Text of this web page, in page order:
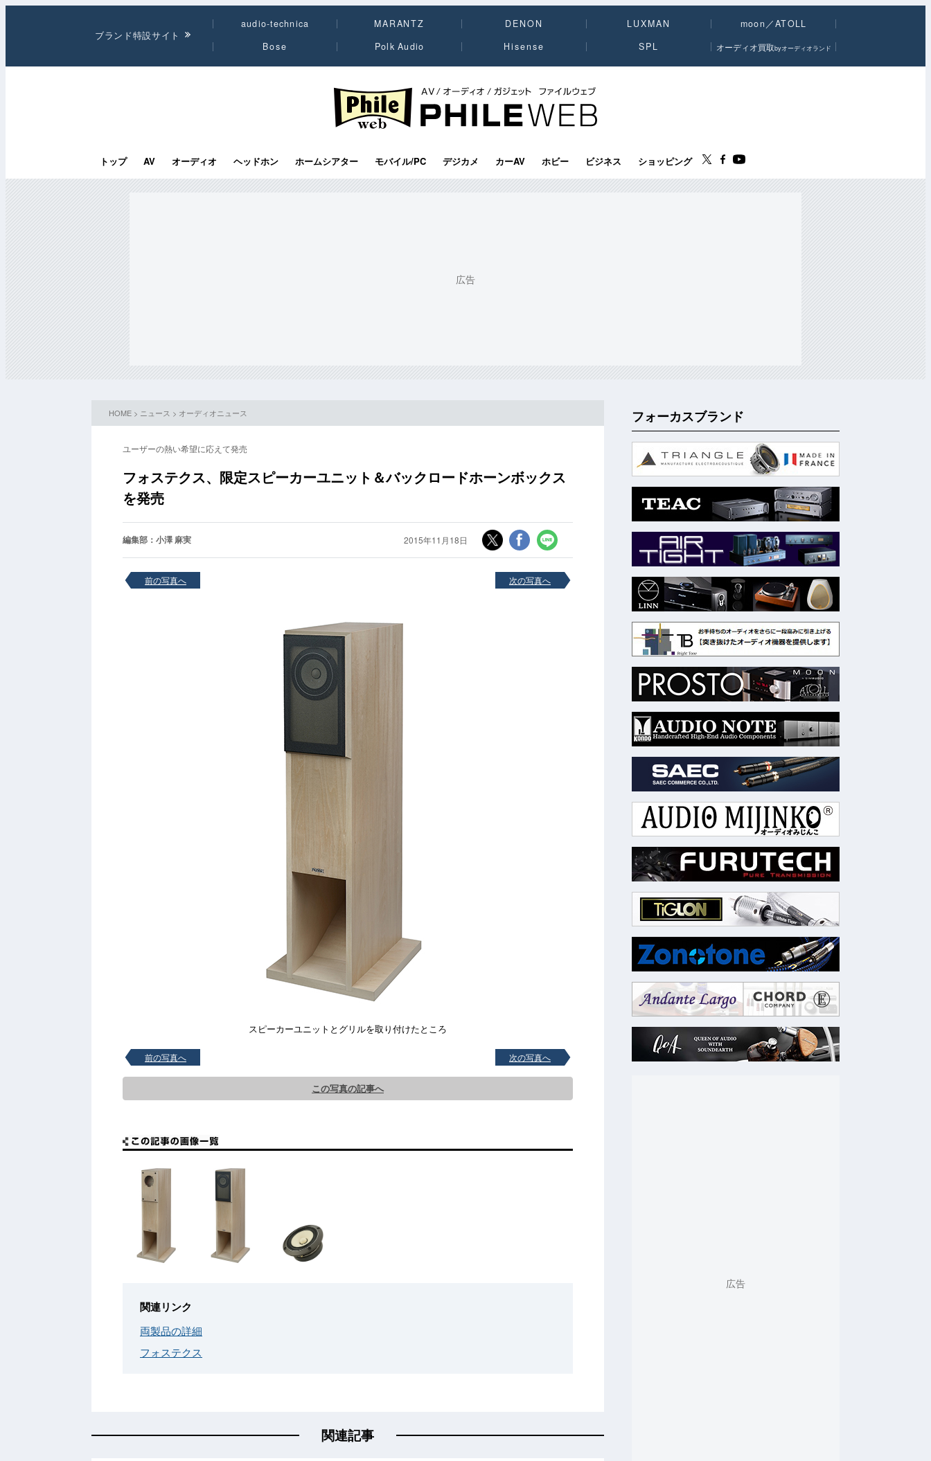
ブランド特設サイト
audio-technica MARANTZ DENON LUXMAN
moon／ATOLL
Bose
Polk Audio Hisense SPL オーディオ買取byオーディオランド
PHILE WEB｜AV/オーディオ/ガジェット
トップ AV オーディオ ヘッドホン ホームシアター モバイル/PC デジカメ カーAV ホビー ビジネス ショッピング
HOME > ニュース > オーディオニュース
ユーザーの熱い希望に応えて発売
フォステクス、限定スピーカーユニット＆バックロードホーンボックス
を発売
編集部：小澤 麻実 2015年11月18日
前の写真へ 次の写真へ
スピーカーユニットとグリルを取り付けたところ
前の写真へ 次の写真へ
この写真の記事へ
関連リンク
両製品の詳細
フォステクス
関連記事
フォーカスブランド